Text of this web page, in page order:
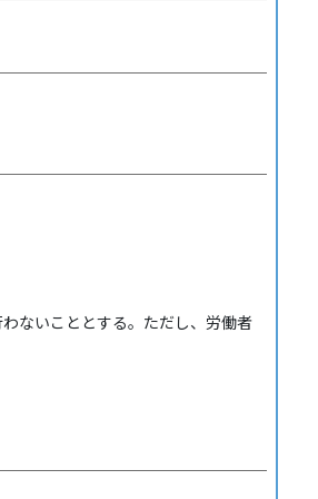
ないこととする。ただし、労働者